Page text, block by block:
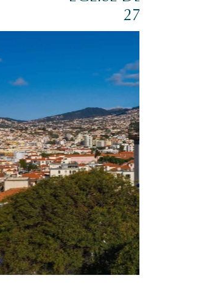
270 M